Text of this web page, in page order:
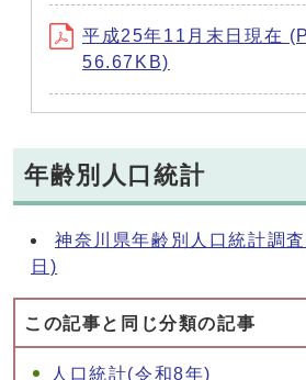
平成25年11月末日現在
56.67KB)
年齢別人口統計
神奈川県年齢別人口統計調
日)
この記事と同じ分類の記事
人口統計(令和8年)